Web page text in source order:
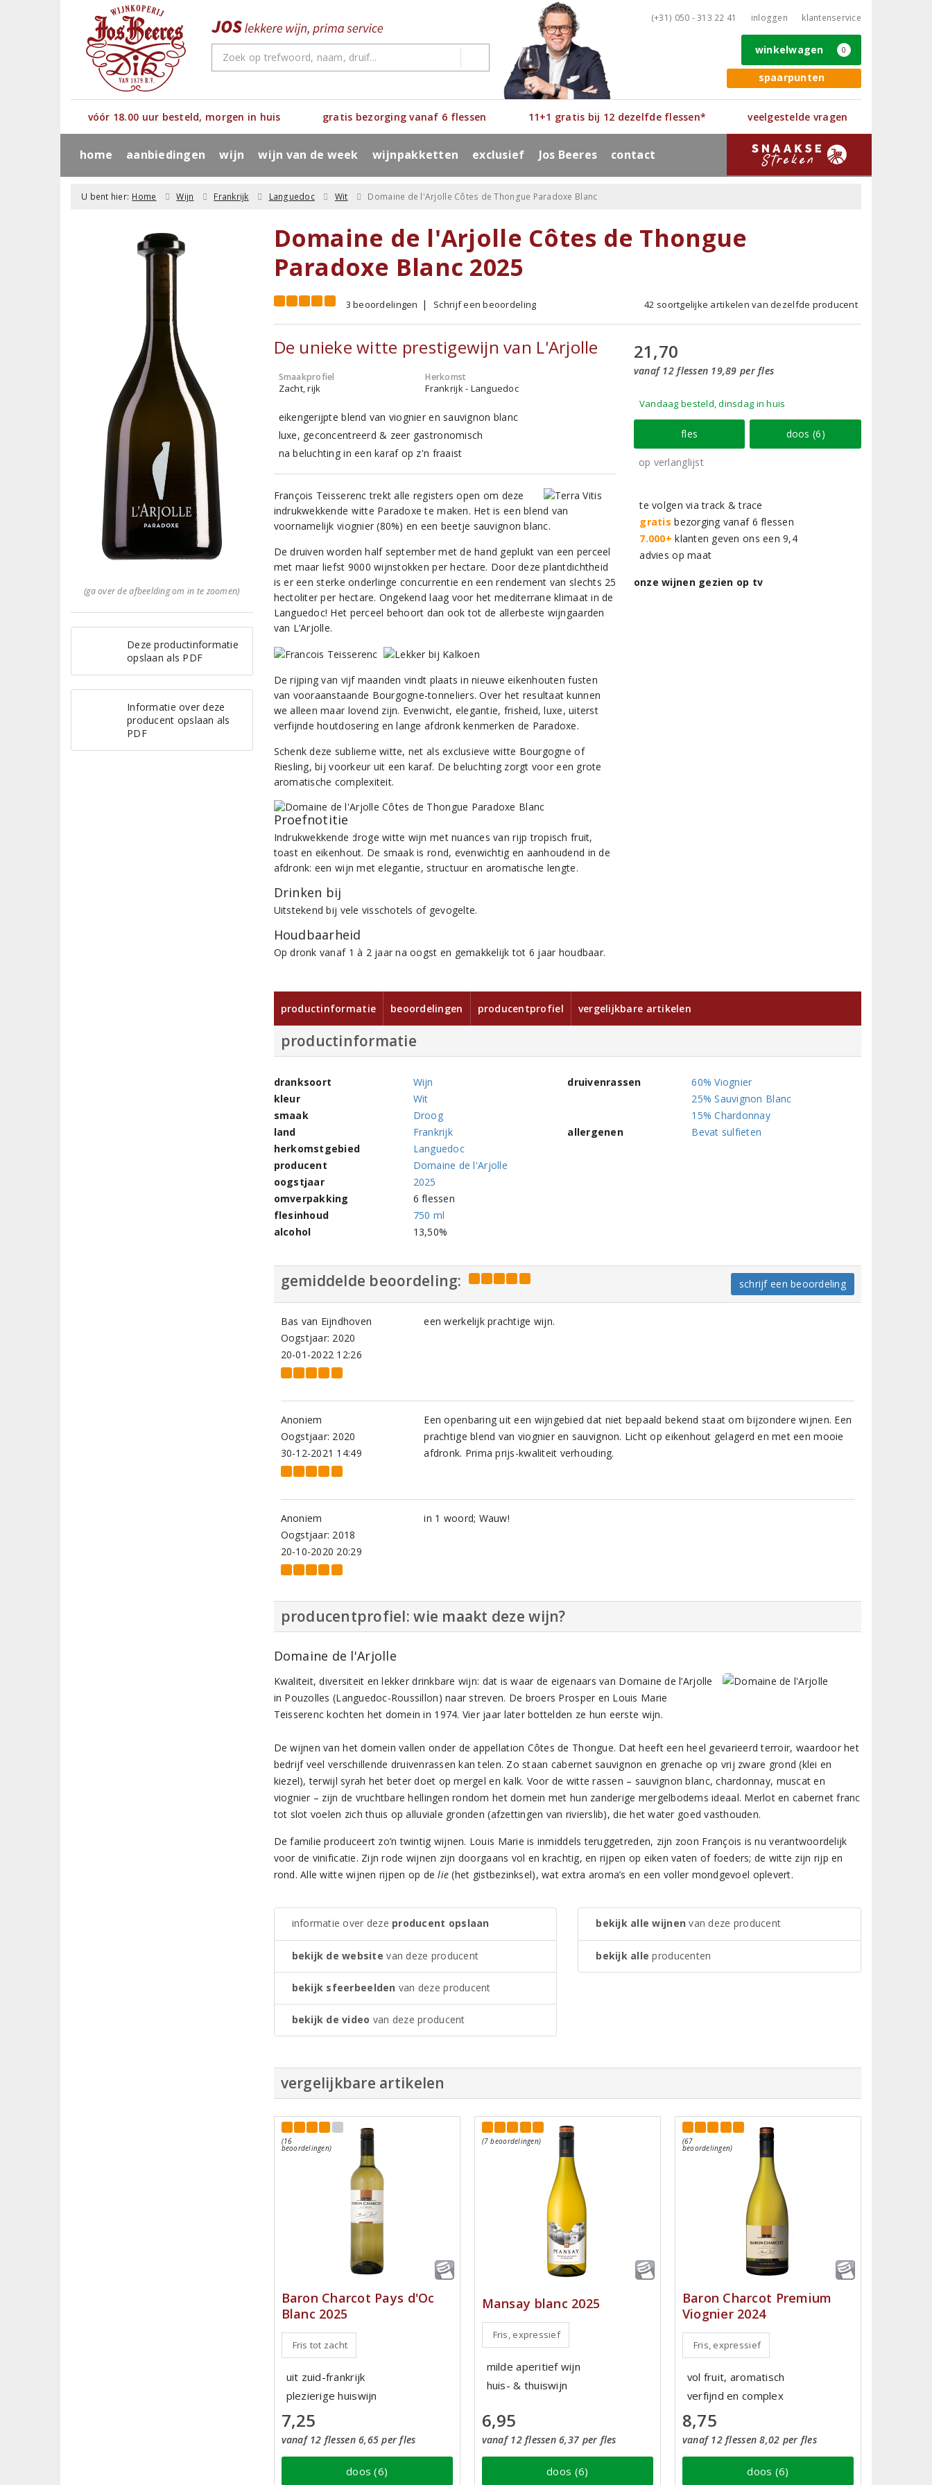
(+31) 050 - 313 22 41 inloggen klantenservice
spaarpunten
winkelwagen 0
vóór 18.00 uur besteld, morgen in huis gratis bezorging vanaf 6 flessen 11+1 gratis bij 12 dezelfde flessen* veelgestelde vragen
home aanbiedingen wijn wijn van de week wijnpakketten exclusief Jos Beeres contact
U bent hier: Home Wijn Frankrijk Languedoc Wit Domaine de l'Arjolle Côtes de Thongue Paradoxe Blanc
(ga over de afbeelding om in te zoomen)
Deze productinformatie
opslaan als PDF
Informatie over deze
producent opslaan als
PDF
Domaine de l'Arjolle Côtes de Thongue
Paradoxe Blanc 2025
3 beoordelingen Schrijf een beoordeling 42 soortgelijke artikelen van dezelfde producent
De unieke witte prestigewijn van L'Arjolle
Smaakprofiel
Zacht, rijk
Herkomst
Frankrijk - Languedoc
eikengerijpte blend van viognier en sauvignon blanc
luxe, geconcentreerd & zeer gastronomisch
na beluchting in een karaf op z'n fraaist
François Teisserenc trekt alle registers open om deze
indrukwekkende witte Paradoxe te maken. Het is een blend van
voornamelijk viognier (80%) en een beetje sauvignon blanc.
De druiven worden half september met de hand geplukt van een perceel
met maar liefst 9000 wijnstokken per hectare. Door deze plantdichtheid
is er een sterke onderlinge concurrentie en een rendement van slechts 25
hectoliter per hectare. Ongekend laag voor het mediterrane klimaat in de
Languedoc! Het perceel behoort dan ook tot de allerbeste wijngaarden
van L’Arjolle.
De rijping van vijf maanden vindt plaats in nieuwe eikenhouten fusten
van vooraanstaande Bourgogne-tonneliers. Over het resultaat kunnen
we alleen maar lovend zijn. Evenwicht, elegantie, frisheid, luxe, uiterst
verfijnde houtdosering en lange afdronk kenmerken de Paradoxe.
Schenk deze sublieme witte, net als exclusieve witte Bourgogne of
Riesling, bij voorkeur uit een karaf. De beluchting zorgt voor een grote
aromatische complexiteit.
Proefnotitie
Indrukwekkende droge witte wijn met nuances van rijp tropisch fruit,
toast en eikenhout. De smaak is rond, evenwichtig en aanhoudend in de
afdronk: een wijn met elegantie, structuur en aromatische lengte.
Drinken bij
Uitstekend bij vele visschotels of gevogelte.
Houdbaarheid
Op dronk vanaf 1 à 2 jaar na oogst en gemakkelijk tot 6 jaar houdbaar.
21,70
vanaf 12 flessen 19,89 per fles
Vandaag besteld, dinsdag in huis
fles doos (6)
op verlanglijst
te volgen via track & trace
gratis bezorging vanaf 6 flessen
7.000+ klanten geven ons een 9,4
advies op maat
onze wijnen gezien op tv
productinformatie beoordelingen producentprofiel vergelijkbare artikelen
productinformatie
dranksoort
Wijn
kleur
Wit
smaak
Droog
land
Frankrijk
herkomstgebied
Languedoc
producent
Domaine de l'Arjolle
oogstjaar
2025
omverpakking
6 flessen
flesinhoud
750 ml
alcohol
13,50%
druivenrassen
60% Viognier
25% Sauvignon Blanc
15% Chardonnay
allergenen
Bevat sulfieten
gemiddelde beoordeling: schrijf een beoordeling
Bas van Eijndhoven
Oogstjaar: 2020
20-01-2022 12:26
een werkelijk prachtige wijn.
Anoniem
Oogstjaar: 2020
30-12-2021 14:49
Een openbaring uit een wijngebied dat niet bepaald bekend staat om bijzondere wijnen. Een
prachtige blend van viognier en sauvignon. Licht op eikenhout gelagerd en met een mooie
afdronk. Prima prijs-kwaliteit verhouding.
Anoniem
Oogstjaar: 2018
20-10-2020 20:29
in 1 woord; Wauw!
producentprofiel: wie maakt deze wijn?
Domaine de l'Arjolle
Kwaliteit, diversiteit en lekker drinkbare wijn: dat is waar de eigenaars van Domaine de l’Arjolle
in Pouzolles (Languedoc-Roussillon) naar streven. De broers Prosper en Louis Marie
Teisserenc kochten het domein in 1974. Vier jaar later bottelden ze hun eerste wijn.
De wijnen van het domein vallen onder de appellation Côtes de Thongue. Dat heeft een heel gevarieerd terroir, waardoor het
bedrijf veel verschillende druivenrassen kan telen. Zo staan cabernet sauvignon en grenache op vrij zware grond (klei en
kiezel), terwijl syrah het beter doet op mergel en kalk. Voor de witte rassen – sauvignon blanc, chardonnay, muscat en
viognier – zijn de vruchtbare hellingen rondom het domein met hun zanderige mergelbodems ideaal. Merlot en cabernet franc
tot slot voelen zich thuis op alluviale gronden (afzettingen van rivierslib), die het water goed vasthouden.
De familie produceert zo’n twintig wijnen. Louis Marie is inmiddels teruggetreden, zijn zoon François is nu verantwoordelijk
voor de vinificatie. Zijn rode wijnen zijn doorgaans vol en krachtig, en rijpen op eiken vaten of foeders; de witte zijn rijp en
rond. Alle witte wijnen rijpen op delie(het gistbezinksel), wat extra aroma’s en een voller mondgevoel oplevert.
informatie over deze producent opslaan
bekijk de website van deze producent
bekijk sfeerbeelden van deze producent
bekijk de video van deze producent
bekijk alle wijnen van deze producent
bekijk alle producenten
vergelijkbare artikelen
(16
beoordelingen)
Baron Charcot Pays d'Oc
Blanc 2025
Fris tot zacht
uit zuid-frankrijk
plezierige huiswijn
7,25
vanaf 12 flessen 6,65 per fles
doos (6)
(7 beoordelingen)
Mansay blanc 2025
Fris, expressief
milde aperitief wijn
huis- & thuiswijn
6,95
vanaf 12 flessen 6,37 per fles
doos (6)
(67
beoordelingen)
Baron Charcot Premium
Viognier 2024
Fris, expressief
vol fruit, aromatisch
verfijnd en complex
8,75
vanaf 12 flessen 8,02 per fles
doos (6)